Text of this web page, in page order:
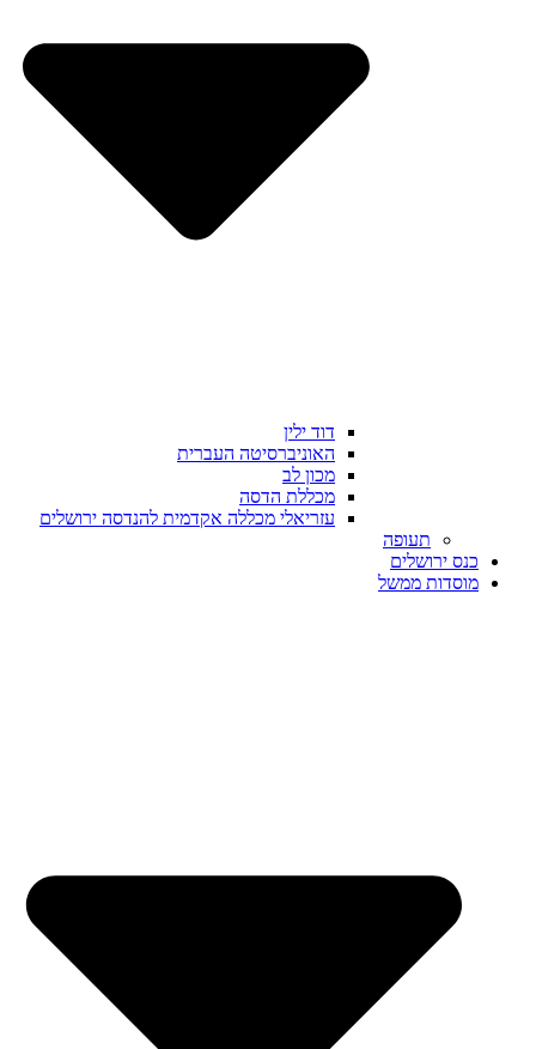
דוד ילין
האוניברסיטה העברית
מכון לב
מכללת הדסה
עזריאלי מכללה אקדמית להנדסה ירושלים
תעופה
כנס ירושלים
מוסדות ממשל